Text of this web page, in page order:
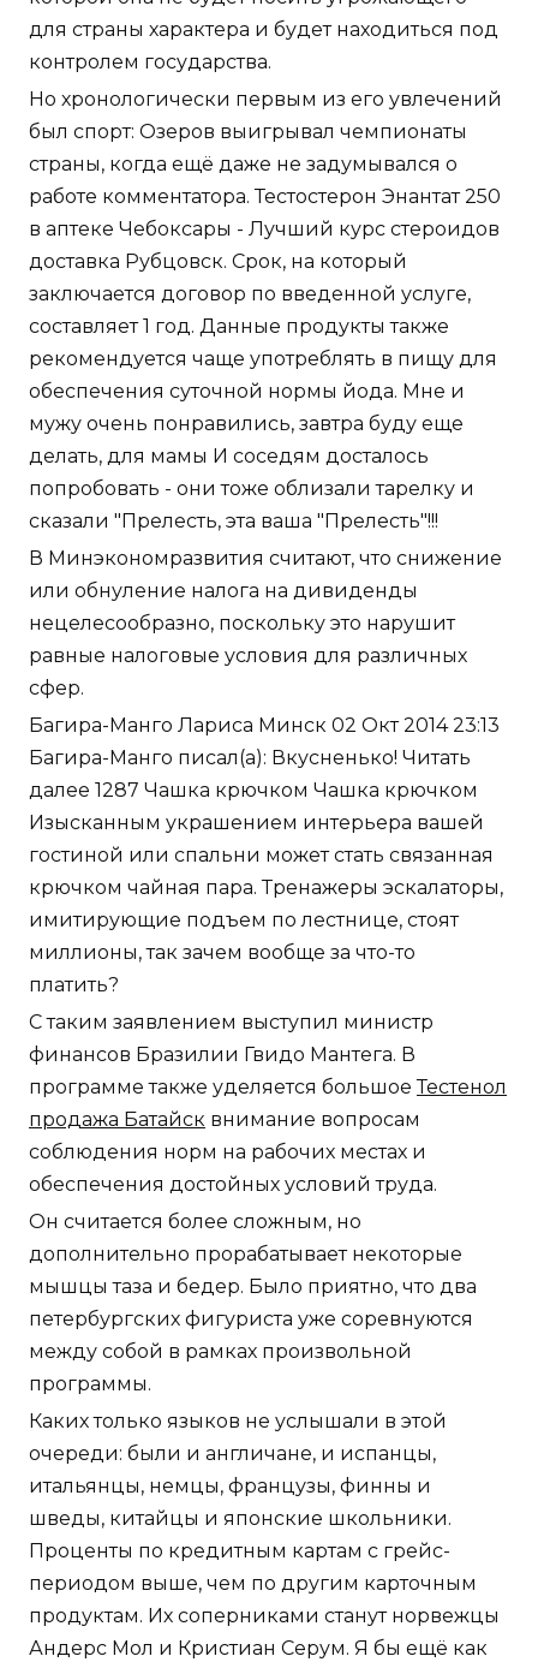
для страны характера и будет находиться под
контролем государства.
Но хронологически первым из его увлечений
был спорт: Озеров выигрывал чемпионаты
страны, когда ещё даже не задумывался о
работе комментатора. Тестостерон Энантат 250
в аптеке Чебоксары - Лучший курс стероидов
доставка Рубцовск. Срок, на который
заключается договор по введенной услуге,
составляет 1 год. Данные продукты также
рекомендуется чаще употреблять в пищу для
обеспечения суточной нормы йода. Мне и
мужу очень понравились, завтра буду еще
делать, для мамы И соседям досталось
попробовать - они тоже облизали тарелку и
сказали "Прелесть, эта ваша "Прелесть"!!!
В Минэкономразвития считают, что снижение
или обнуление налога на дивиденды
нецелесообразно, поскольку это нарушит
равные налоговые условия для различных
сфер.
Багира-Манго Лариса Минск 02 Окт 2014 23:13
Багира-Манго писал(а): Вкусненько! Читать
далее 1287 Чашка крючком Чашка крючком
Изысканным украшением интерьера вашей
гостиной или спальни может стать связанная
крючком чайная пара. Тренажеры эскалаторы,
имитирующие подъем по лестнице, стоят
миллионы, так зачем вообще за что-то
платить?
С таким заявлением выступил министр
финансов Бразилии Гвидо Мантега. В
программе также уделяется большоеТестенол
продажа Батайск внимание вопросам
соблюдения норм на рабочих местах и
обеспечения достойных условий труда.
Он считается более сложным, но
дополнительно прорабатывает некоторые
мышцы таза и бедер. Было приятно, что два
петербургских фигуриста уже соревнуются
между собой в рамках произвольной
программы.
Каких только языков не услышали в этой
очереди: были и англичане, и испанцы,
итальянцы, немцы, французы, финны и
шведы, китайцы и японские школьники.
Проценты по кредитным картам с грейс-
периодом выше, чем по другим карточным
продуктам. Их соперниками станут норвежцы
Андерс Мол и Кристиан Серум. Я бы ещё как